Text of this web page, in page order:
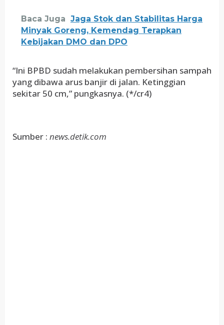
Baca Juga Jaga Stok dan Stabilitas Harga
Minyak Goreng, Kemendag Terapkan
Kebijakan DMO dan DPO
“Ini BPBD sudah melakukan pembersihan sampah
yang dibawa arus banjir di jalan. Ketinggian
sekitar 50 cm,” pungkasnya. (*/cr4)
Sumber : news.detik.com